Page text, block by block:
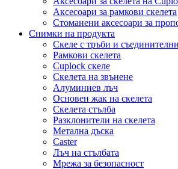
Аксесоари за рамкови скелета
Стоманени аксесоари за
Снимки на продукта
Скеле с тръби и съединителни
Рамкови скелета
Cuplock скеле
Скелета на звънене
Алуминиев лъч
Основен жак на скелета
Скелета стълба
Разклонители на скелета
Метална дъска
Caster
Лъч на стълбата
Мрежа за безопасност